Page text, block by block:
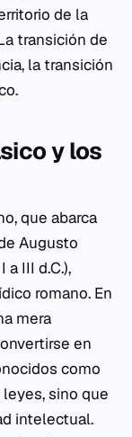
de la
transición de
la transición
y los
que abarca
Augusto
III d.C.),
romano. En
mera
en
como
sino que
intelectual.